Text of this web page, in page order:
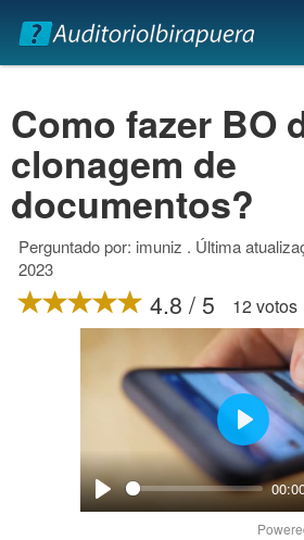
Como fazer BO
clonagem de
documentos?
Perguntado por: imuniz . Última
2023
4.8 / 5 12 votos
Play
Play